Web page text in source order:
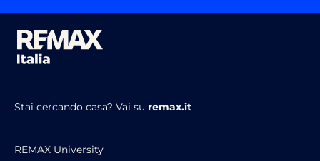
Stai cercando casa? Vai su remax.it
REMAX University